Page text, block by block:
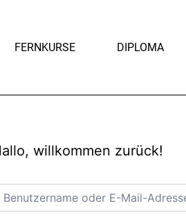
FERNKURSE DIPLOMA
willkommen zurück!